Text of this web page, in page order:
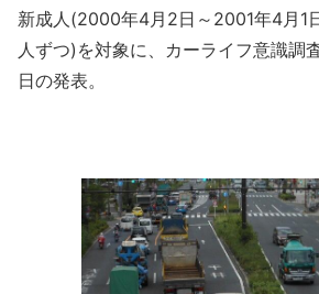
新成人(2000年4月2日～2001年4月1
人ずつ)を対象に、カーライフ意識調
日の発表。